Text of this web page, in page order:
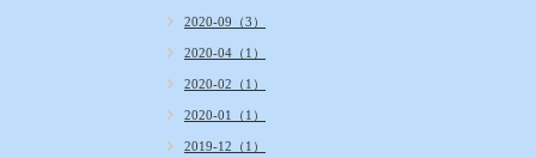
2020-09（3）
2020-04（1）
2020-02（1）
2020-01（1）
2019-12（1）